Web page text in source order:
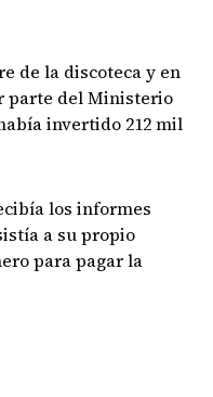
de la discoteca y en
parte del Ministerio
invertido 212 mil
los informes
a su propio
para pagar la